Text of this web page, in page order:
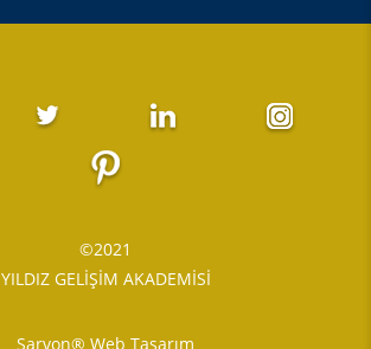
©2021
YILDIZ GELİŞİM AKADEMİSİ
Sarvon® Web Tasarım